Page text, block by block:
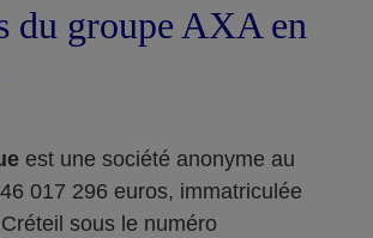
du groupe AXA en
est une société anonyme au
017 296 euros, immatriculée
sous le numéro